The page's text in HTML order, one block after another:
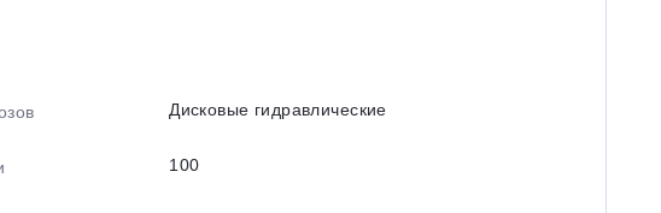
Дисковые гидравлические
100